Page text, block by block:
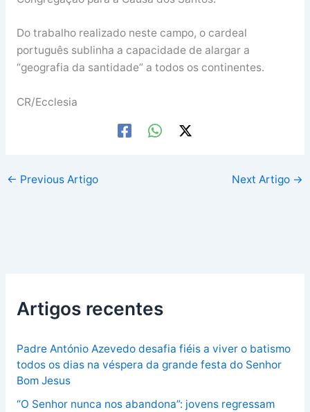
Do trabalho realizado neste campo, o cardeal
português sublinha a capacidade de alargar a
“geografia da santidade” a todos os continentes.
CR/Ecclesia
← Previous Artigo Next Artigo →
Artigos recentes
Padre António Azevedo desafia fiéis a viver o batismo
todos os dias na véspera da grande festa do Senhor
Bom Jesus
“O Senhor nunca nos abandona”: jovens regressam